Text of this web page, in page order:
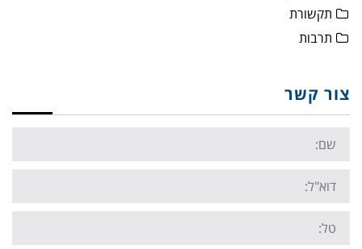
תקשורת
תרבות
צור קשר
Name:
Email:
Tel: